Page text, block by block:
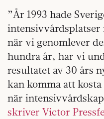
”År 1993 hade
intensivvårdsplatser
när vi genomlever
hundra år, har vi
resultatet av 30 års
kan komma att
när
skriver Victor